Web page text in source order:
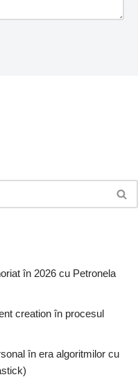
în 2026 cu Petronela
creation în procesul
în era algoritmilor cu